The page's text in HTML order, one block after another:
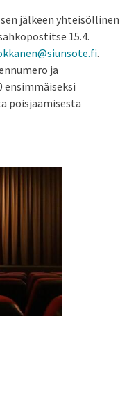
jälkeen yhteisöllinen
15.4.
.
ja
ensimmäiseksi
poisjäämisestä